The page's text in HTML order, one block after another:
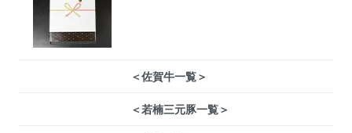
＜佐賀牛一覧＞
＜若楠三元豚一覧＞